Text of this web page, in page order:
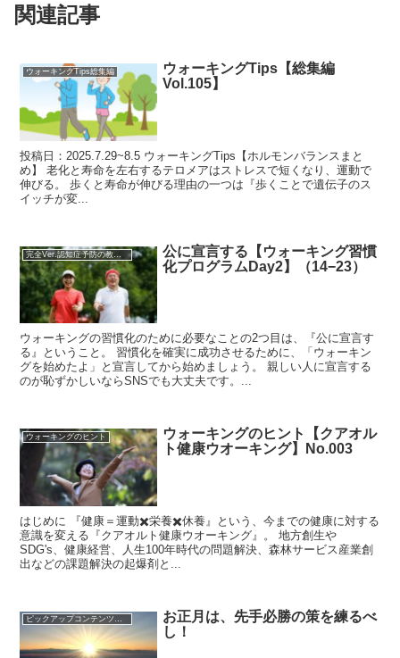
関連記事
ウォーキングTips総集編
ウォーキングTips【総集編
Vol.105】
投稿日：2025.7.29~8.5 ウォーキングTips【ホルモンバランスまと
め】 老化と寿命を左右するテロメアはストレスで短くなり、運動で
伸びる。 歩くと寿命が伸びる理由の一つは『歩くことで遺伝子のス
イッチが変...
完全Ver.認知症予防の教科書
公に宣言する【ウォーキング習慣
化プログラムDay2】（14−23）
ウォーキングの習慣化のために必要なことの2つ目は、『公に宣言す
る』ということ。 習慣化を確実に成功させるために、「ウォーキン
グを始めたよ」と宣言してから始めましょう。 親しい人に宣言する
のが恥ずかしいならSNSでも大丈夫です。...
ウォーキングのヒント
ウォーキングのヒント【クアオル
ト健康ウオーキング】No.003
はじめに 『健康＝運動✖️栄養✖️休養』という、今までの健康に対する
意識を変える『クアオルト健康ウオーキング』。 地方創生や
SDG's、健康経営、人生100年時代の問題解決、森林サービス産業創
出などの課題解決の起爆剤と...
ピックアップコンテンツを集めました！
お正月は、先手必勝の策を練るべ
し！